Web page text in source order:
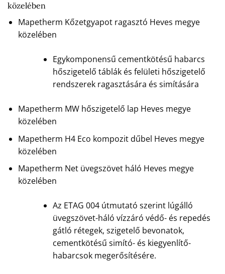
közelében
Mapetherm Kőzetgyapot ragasztó Heves megye
közelében
Egykomponensű cementkötésű habarcs
hőszigetelő táblák és felületi hőszigetelő
rendszerek ragasztására és simítására
Mapetherm MW hőszigetelő lap Heves megye
közelében
Mapetherm H4 Eco kompozit dűbel Heves megye
közelében
Mapetherm Net üvegszövet háló Heves megye
közelében
Az ETAG 004 útmutató szerint lúgálló
üvegszövet-háló vízzáró védő- és repedés
gátló rétegek, szigetelő bevonatok,
cementkötésű simító- és kiegyenlítő-
habarcsok megerősítésére.